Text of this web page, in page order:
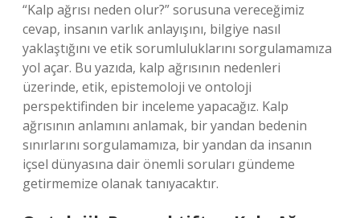
“Kalp ağrısı neden olur?” sorusuna vereceğimiz
cevap, insanın varlık anlayışını, bilgiye nasıl
yaklaştığını ve etik sorumluluklarını sorgulamamıza
yol açar. Bu yazıda, kalp ağrısının nedenleri
üzerinde, etik, epistemoloji ve ontoloji
perspektifinden bir inceleme yapacağız. Kalp
ağrısının anlamını anlamak, bir yandan bedenin
sınırlarını sorgulamamıza, bir yandan da insanın
içsel dünyasına dair önemli soruları gündeme
getirmemize olanak tanıyacaktır.